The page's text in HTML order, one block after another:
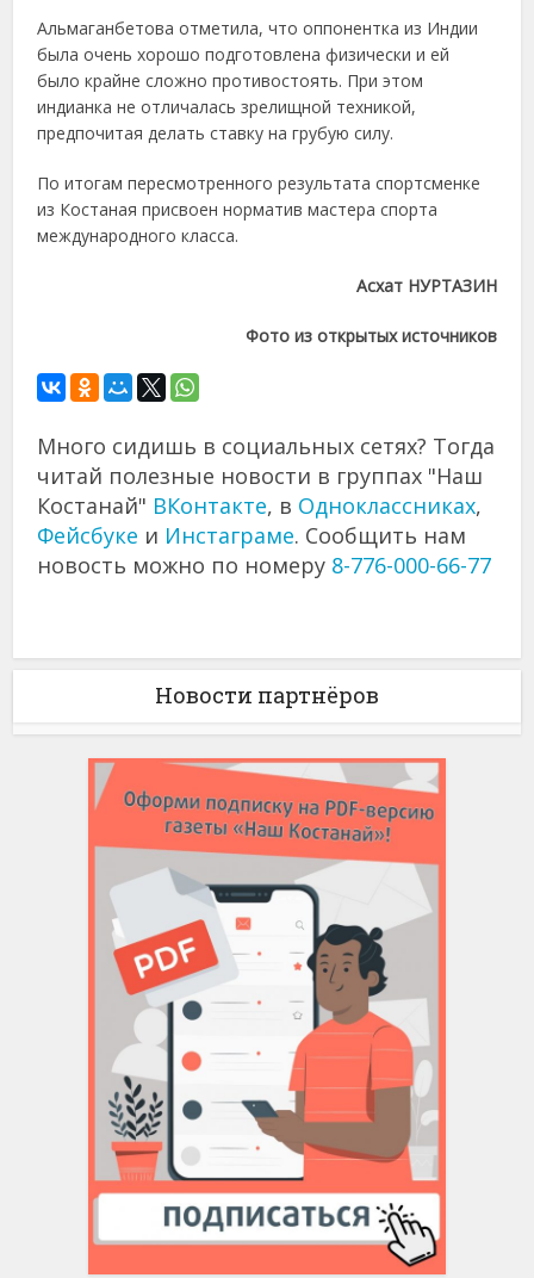
Альмаганбетова отметила, что оппонентка из Индии
была очень хорошо подготовлена физически и ей
было крайне сложно противостоять. При этом
индианка не отличалась зрелищной техникой,
предпочитая делать ставку на грубую силу.
По итогам пересмотренного результата спортсменке
из Костаная присвоен норматив мастера спорта
международного класса.
Асхат НУРТАЗИН
Фото из открытых источников
Много сидишь в социальных сетях? Тогда
читай полезные новости в группах "Наш
Костанай" ВКонтакте, в Одноклассниках,
Фейсбуке и Инстаграме. Сообщить нам
новость можно по номеру 8-776-000-66-77
Новости партнёров